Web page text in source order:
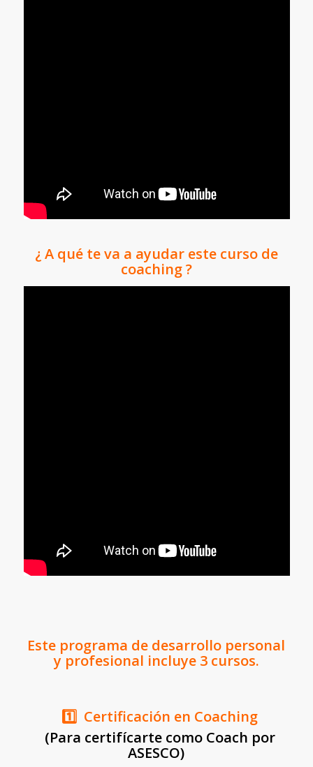
¿ A qué te va a ayudar este curso de
coaching ?
Este programa de desarrollo personal
y profesional incluye 3 cursos.
1️⃣ Certificación en Coaching
(Para certifícarte como Coach por
ASESCO)